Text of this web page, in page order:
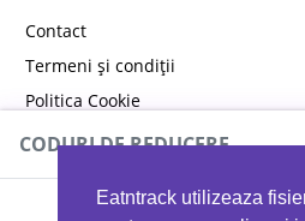
Eatntrack utilizeaza
Contact
Termeni și condiții
Politica Cookie
Politica de confidențialitate
CODURI DE REDUCERE